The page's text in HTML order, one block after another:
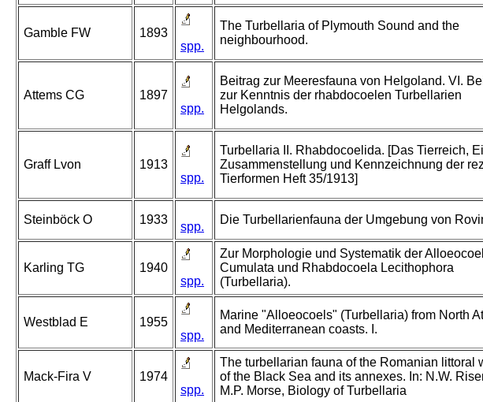
Gamble FW
1893
spp.
The Turbellaria of Plymouth Sound and the
neighbourhood.
Attems CG
1897
spp.
Beitrag zur Meeresfauna von Helgoland. VI.
zur Kenntnis der rhabdocoelen Turbellarien
Helgolands.
Graff Lvon
1913
spp.
Turbellaria II. Rhabdocoelida. [Das Tierreich,
Zusammenstellung und Kennzeichnung der
Tierformen Heft 35/1913]
Steinböck O 1933
spp.
Die Turbellarienfauna der Umgebung von
Karling TG
1940
spp.
Zur Morphologie und Systematik der
Cumulata und Rhabdocoela Lecithophora
(Turbellaria).
Westblad E
1955
spp.
Marine "Alloeocoels" (Turbellaria) from North
and Mediterranean coasts. I.
Mack-Fira V
1974
spp.
The turbellarian fauna of the Romanian littoral
of the Black Sea and its annexes. In: N.W.
M.P. Morse, Biology of Turbellaria